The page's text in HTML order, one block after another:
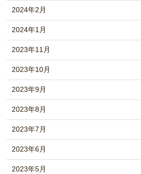
2024年2月
2024年1月
2023年11月
2023年10月
2023年9月
2023年8月
2023年7月
2023年6月
2023年5月